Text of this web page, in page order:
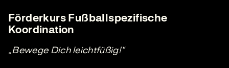
Förderkurs Fußballspezifische
Koordination
„Bewege Dich leichtfüßig!“